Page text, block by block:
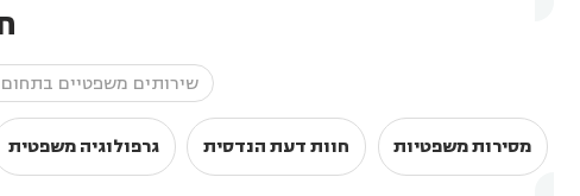
מסירות משפטיות חוות דעת הנדסית גרפולוגיה משפטית